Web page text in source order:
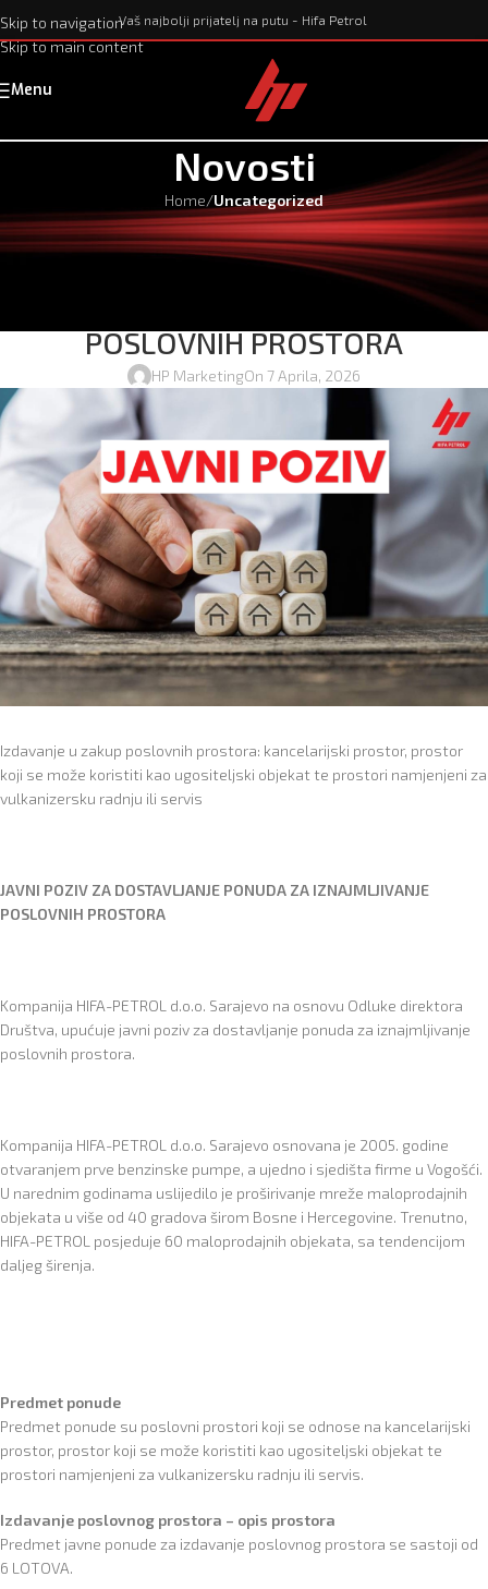
Skip to navigation
Skip to main content
Vaš najbolji prijatelj na putu - Hifa Petrol
Menu
Novosti
Home/Uncategorized
UNCATEGORIZED
ЈАVNI POZIV ZA DOSTAVLJANJE
PONUDA ZA IZNAJMLJIVANJE
POSLOVNIH PROSTORA
HP MarketingOn 7 Aprila, 2026
Izdavanje u zakup poslovnih prostora: kancelarijski prostor, prostor
koji se može koristiti kao ugositeljski objekat te prostori namjenjeni za
vulkanizersku radnju ili servis
ЈАVNI POZIV ZA DOSTAVLJANJE PONUDA ZA IZNAJMLJIVANJE
POSLOVNIH PROSTORA
Kompanija HIFA-PETROL d.o.o. Sarajevo na osnovu Odluke direktora
Društva, upućuje javni poziv za dostavljanje ponuda za iznajmljivanje
poslovnih prostora.
Kompanija HIFA-PETROL d.o.o. Sarajevo osnovana je 2005. godine
otvaranjem prve benzinske pumpe, a ujedno i sjedišta firme u Vogošći.
U narednim godinama uslijedilo je proširivanje mreže maloprodajnih
objekata u više od 40 gradova širom Bosne i Hercegovine. Trenutno,
HIFA-PETROL posjeduje 60 maloprodajnih objekata, sa tendencijom
daljeg širenja.
Predmet ponude
Predmet ponude su poslovni prostori koji se odnose na kancelarijski
prostor, prostor koji se može koristiti kao ugositeljski objekat te
prostori namjenjeni za vulkanizersku radnju ili servis.
Izdavanje poslovnog prostora – opis prostora
Predmet javne ponude za izdavanje poslovnog prostora se sastoji od
6 LOTOVA.